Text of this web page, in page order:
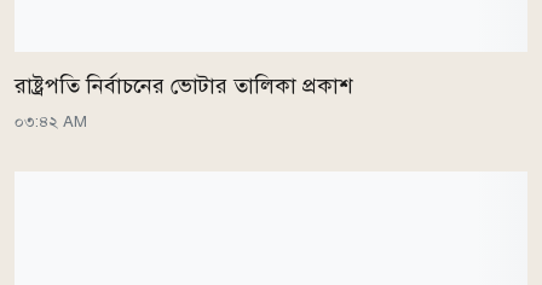
রাষ্ট্রপতি নির্বাচনের ভোটার তালিকা প্রকাশ
০৩:৪২ AM